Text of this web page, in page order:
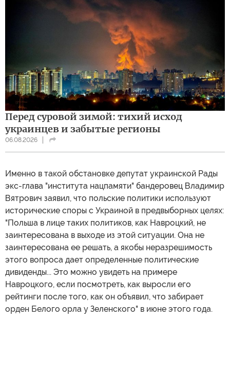
Перед суровой зимой: тихий исход
украинцев и забытые регионы
06.08.2026
Именно в такой обстановке депутат украинской Рады
экс-глава "института нацпамяти" бандеровец Владимир
Вятрович заявил, что польские политики используют
исторические споры с Украиной в предвыборных целях:
"Польша в лице таких политиков, как Навроцкий, не
заинтересована в выходе из этой ситуации. Она не
заинтересована ее решать, а якобы неразрешимость
этого вопроса дает определенные политические
дивиденды... Это можно увидеть на примере
Навроцкого, если посмотреть, как выросли его
рейтинги после того, как он объявил, что забирает
орден Белого орла у Зеленского" в июне этого года.